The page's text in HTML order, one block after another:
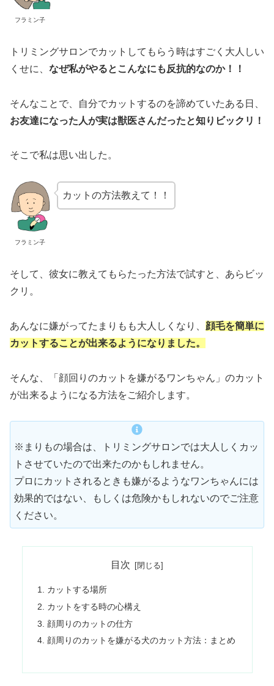
フラミン子
トリミングサロンでカットしてもらう時はすごく大人しい
くせに、 なぜ私がやるとこんなにも反抗的なのか！！
そんなことで、自分でカットするのを諦めていたある日、
お友達になった人が実は獣医さんだったと知りビックリ！
そこで私は思い出した。
フラミン子
カットの方法教えて！！
そして、彼女に教えてもらたった方法で試すと、あらビッ
クリ。
あんなに嫌がってたまりもも大人しくなり、 顔毛を簡単に
カットすることが出来るようになりました。
そんな、「顔回りのカットを嫌がるワンちゃん」のカット
が出来るようになる方法をご紹介します。
※まりもの場合は、トリミングサロンでは大人しくカッ
トさせていたので出来たのかもしれません。
プロにカットされるときも嫌がるようなワンちゃんには
効果的ではない、もしくは危険かもしれないのでご注意
ください。
目次
カットする場所
カットをする時の心構え
顔周りのカットの仕方
顔周りのカットを嫌がる犬のカット方法：まとめ